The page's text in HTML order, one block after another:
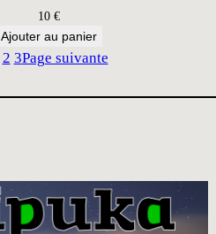
10€
Ajouter au panier
2 3Page suivante